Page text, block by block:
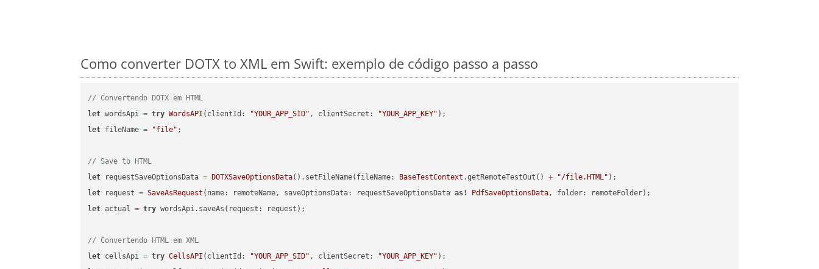
Como converter DOTX to XML em Swift: exemplo de código passo a passo
// Convertendo DOTX em HTML
let wordsApi = try WordsAPI (clientId: "YOUR_APP_SID" , clientSecret: "YOUR_APP_KEY"
let fileName = "file" ;
// Save to HTML
let requestSaveOptionsData = DOTXSaveOptionsData().setFileName(fileName: BaseTestContext .getRemoteTestOut() + "/file.HTML"
let request = SaveAsRequest (name: remoteName, saveOptionsData: requestSaveOptionsData as! PdfSaveOptionsData
let actual = try wordsApi.saveAs(request: request);
// Convertendo HTML em XML
let cellsApi = try CellsAPI (clientId: "YOUR_APP_SID" , clientSecret: "YOUR_APP_KEY"